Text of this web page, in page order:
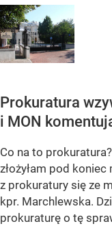
Prokuratura
i MON
Co na to
złożyłam pod
z prokuratury się ze
kpr. Marchlewska.
prokuraturę o tę